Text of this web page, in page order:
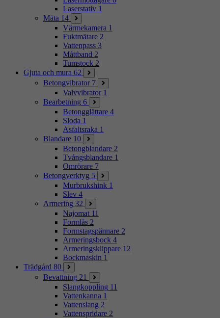
Laserstativ 1
Mäta 14
Värmekamera 1
Fuktmätare 2
Vattenpass 3
Måttband 2
Tumstock 2
Gjuta och mura 62
Betongvibrator 7
Valvvibrator 1
Bearbetning 6
Betongglättare 4
Sloda 1
Asfaltsraka 1
Blandare 10
Betongblandare 2
Tvångsblandare 1
Omrörare 7
Betongverktyg 5
Murbrukshink 1
Slev 4
Armering 32
Najomat 11
Formlås 2
Formstagspännare 2
Armeringsbock 4
Armeringsklippare 12
Bockmaskin 1
Trädgård 80
Bevattning 21
Slangkoppling 11
Vattenkanna 1
Vattenslang 2
Vattenspridare 2